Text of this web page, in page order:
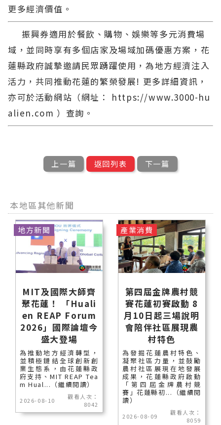
更多經濟價值。
振興券適用於餐飲、購物、娛樂等多元消費場
域，並同時享有多個店家及場域加碼優惠方案，花
蓮縣政府誠摯邀請民眾踴躍使用，為地方經濟注入
活力，共同推動花蓮的繁榮發展! 更多詳細資訊，
亦可於活動網站（網址： https://www.3000-hu
alien.com ）查詢。
上一篇 返回列表 下一篇
本地區其他新聞
MIT及國際大師齊
聚花蓮！ 「Huali
en REAP Forum
2026」國際論壇今
盛大登場
為推動地方經濟轉型，
並積極鏈結全球創新創
業生態系，由花蓮縣政
府支持、MIT REAP Tea
m Hual...（繼續閱讀）
2026-08-10
觀看人次：
8042
地方新聞
第四屆金牌農村競
賽花蓮初賽啟動 8
月10日起三場說明
會陪伴社區展現農
村特色
為發掘花蓮農村特色、
凝聚社區力量，並鼓勵
農村社區展現在地發展
成果，花蓮縣政府啟動
「第四屆金牌農村競
賽」花蓮縣初...（繼續閱
讀）
2026-08-09
觀看人次：
8059
產業消費